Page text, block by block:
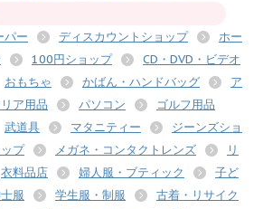
パー ディスカウントショップ
ホー
100円ショップ
CD・DVD・ビデオ
おもちゃ かばん・ハンドバッグ
ア
ア用品 パソコン
ゴルフ用品
武道具 マタニティー
ジーンズショ
プ メガネ・コンタクトレンズ
リ
衣料品店 婦人服・ブティック
子ど
服 学生服・制服
古着・リサイク